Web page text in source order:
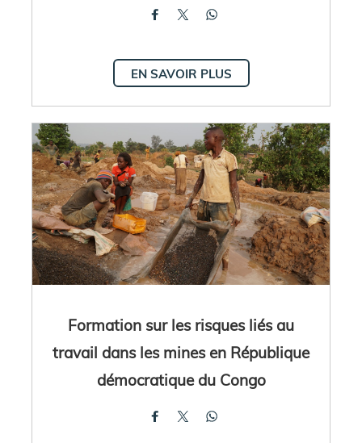
EN SAVOIR PLUS
Formation sur les risques liés au
travail dans les mines en République
démocratique du Congo